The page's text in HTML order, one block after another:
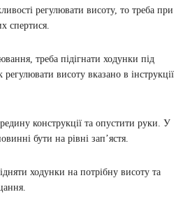
регулювати висоту, то треба при
спертися.
треба підігнати ходунки під
висоту вказано в інструкції
конструкції та опустити руки. У
бути на рівні зап’ястя.
ходунки на потрібну висоту та